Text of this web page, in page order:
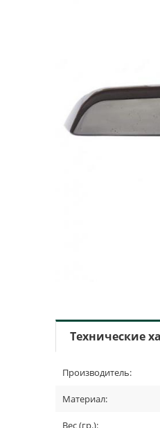
Технические
Производитель:
Материал:
Вес (гр.):